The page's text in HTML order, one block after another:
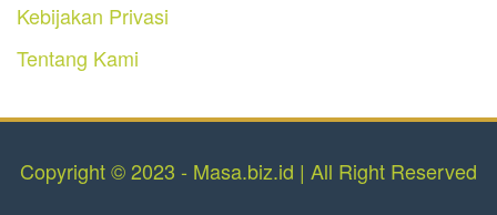
Kebijakan Privasi
Tentang Kami
Copyright © 2023 - Masa.biz.id | All Right Reserved